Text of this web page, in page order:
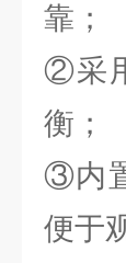
靠；
②采
衡；
③内
便于